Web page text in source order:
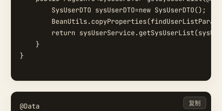
        SysUserDTO sysUserDTO=new SysUserDTO();
return
    }
}
@Data
复制